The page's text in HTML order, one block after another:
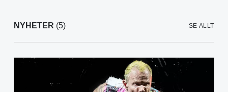
NYHETER (5) SE ALLT